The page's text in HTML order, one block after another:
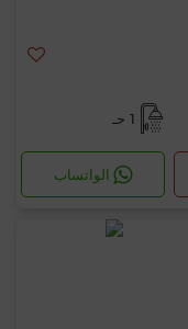
1 حـ
الواتساب